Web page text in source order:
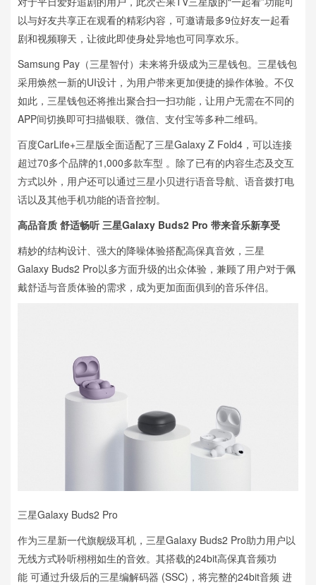
以与好友共享正在观看的精彩内容，可邀请最多9位好友一起看
剧和视频聊天，让彼此即使身处异地也可同享欢乐。
Samsung Pay（三星智付）未来将升级成为三星钱包。三星钱包
采用焕然一新的UI设计，为用户带来更加便捷的操作体验。不仅
如此，三星钱包还将推出聚合扫一扫功能，让用户无需在不同的
APP间切换即可扫描银联、微信、支付宝等多种二维码。
百度CarLife+三星版全面适配了三星Galaxy Z Fold4，可以连接
超过70多个品牌的1,000多款车型 。除了已有的内容生态及交互
方式以外，用户还可以通过三星小贝进行语音导航、语音拨打电
话以及其他手机功能的语音控制。
高品音质 舒适畅听 三星Galaxy Buds2 Pro 带来音乐新享受
精妙的结构设计、强大的降噪体验搭配高保真音效，三星
Galaxy Buds2 Pro以多方面升级的出众体验，兼顾了用户对于佩
戴舒适与音质体验的需求，成为更加面面俱到的音乐伴侣。
三星Galaxy Buds2 Pro
作为三星新一代旗舰级耳机，三星Galaxy Buds2 Pro助力用户以
无线方式聆听栩栩如生的音效。其搭载的24bit高保真音频功
能 可通过升级后的三星编解码器 (SSC)，将完整的24bit音频 进